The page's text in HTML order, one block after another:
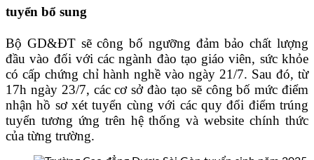
tuyển bổ sung
Bộ GD&ĐT sẽ công bố ngưỡng đảm bảo chất lượng
đầu vào đối với các ngành đào tạo giáo viên, sức khỏe
có cấp chứng chỉ hành nghề vào ngày 21/7. Sau đó, từ
17h ngày 23/7, các cơ sở đào tạo sẽ công bố mức điểm
nhận hồ sơ xét tuyển cùng với các quy đổi điểm trúng
tuyển tương ứng trên hệ thống và website chính thức
của từng trường.